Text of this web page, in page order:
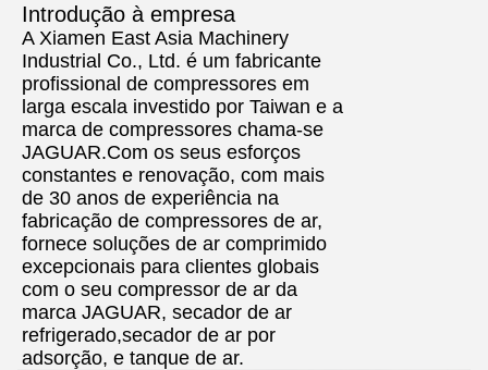
Introdução à empresa
A Xiamen East Asia Machinery
Industrial Co., Ltd. é um fabricante
profissional de compressores em
larga escala investido por Taiwan e a
marca de compressores chama-se
JAGUAR.Com os seus esforços
constantes e renovação, com mais
de 30 anos de experiência na
fabricação de compressores de ar,
fornece soluções de ar comprimido
excepcionais para clientes globais
com o seu compressor de ar da
marca JAGUAR, secador de ar
refrigerado,secador de ar por
adsorção, e tanque de ar.